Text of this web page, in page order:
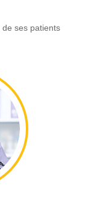
ses patients